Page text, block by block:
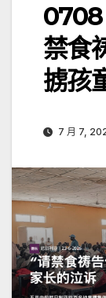
0708
禁食
掳孩
7 月 7,